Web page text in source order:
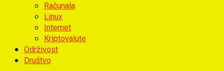
Računala
Linux
Internet
Kriptovalute
Održivost
Društvo